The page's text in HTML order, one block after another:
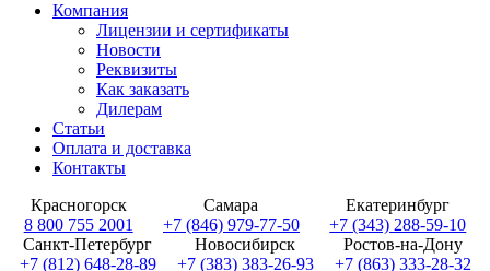
Компания
Лицензии и сертификаты
Новости
Реквизиты
Как заказать
Дилерам
Статьи
Оплата и доставка
Контакты
Красногорск
8 800 755 2001
Самара
+7 (846) 979-77-50
Екатеринбург
+7 (343) 288-59-10
Санкт-Петербург
+7 (812) 648-28-89
Новосибирск
+7 (383) 383-26-93
Ростов-на-Дону
+7 (863) 333-28-32